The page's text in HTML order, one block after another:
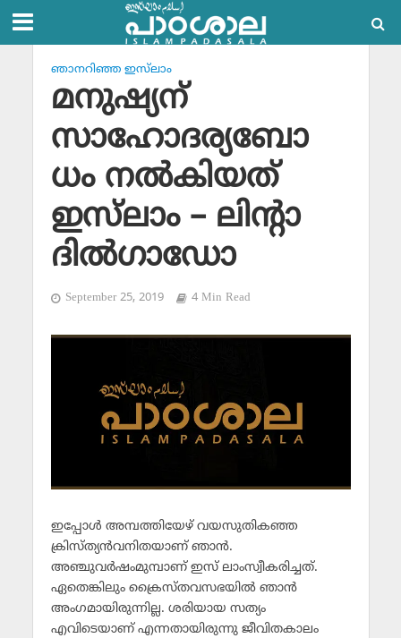
ഞാനറിഞ്ഞ ഇസ്‌ലാം
മനുഷ്യന്
സാഹോദര്യബോ
ധം നല്‍കിയത്
ഇസ്‌ലാം – ലിന്റാ
ദില്‍ഗാഡോ
September 25, 2019 4 Min Read
ഇപ്പോള്‍ അമ്പത്തിയേഴ് വയസുതികഞ്ഞ
ക്രിസ്ത്യന്‍വനിതയാണ് ഞാന്‍.
അഞ്ചുവര്‍ഷംമുമ്പാണ് ഇസ് ലാംസ്വീകരിച്ചത്.
ഏതെങ്കിലും ക്രൈസ്തവസഭയില്‍ ഞാന്‍
അംഗമായിരുന്നില്ല. ശരിയായ സത്യം
എവിടെയാണ് എന്നതായിരുന്നു ജീവിതകാലം